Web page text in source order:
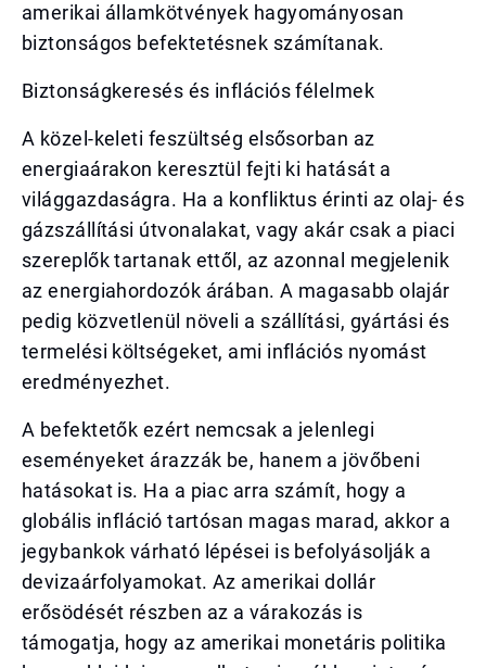
amerikai államkötvények hagyományosan
biztonságos befektetésnek számítanak.
Biztonságkeresés és inflációs félelmek
A közel-keleti feszültség elsősorban az
energiaárakon keresztül fejti ki hatását a
világgazdaságra. Ha a konfliktus érinti az olaj- és
gázszállítási útvonalakat, vagy akár csak a piaci
szereplők tartanak ettől, az azonnal megjelenik
az energiahordozók árában. A magasabb olajár
pedig közvetlenül növeli a szállítási, gyártási és
termelési költségeket, ami inflációs nyomást
eredményezhet.
A befektetők ezért nemcsak a jelenlegi
eseményeket árazzák be, hanem a jövőbeni
hatásokat is. Ha a piac arra számít, hogy a
globális infláció tartósan magas marad, akkor a
jegybankok várható lépései is befolyásolják a
devizaárfolyamokat. Az amerikai dollár
erősödését részben az a várakozás is
támogatja, hogy az amerikai monetáris politika